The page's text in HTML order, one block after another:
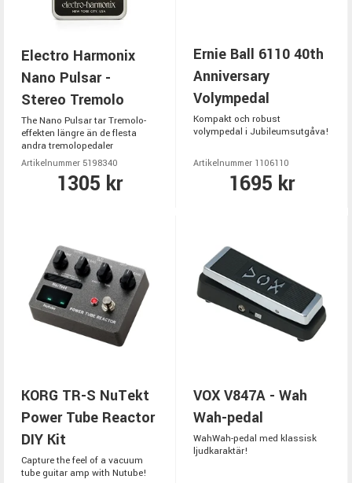
Electro Harmonix
Nano Pulsar -
Stereo Tremolo
The Nano Pulsar tar Tremolo-
effekten längre än de flesta
andra tremolopedaler
Artikelnummer 5198340
1305 kr
Ernie Ball 6110 40th
Anniversary
Volympedal
Kompakt och robust
volympedal i Jubileumsutgåva!
Artikelnummer 1106110
1695 kr
KORG TR-S NuTekt
Power Tube Reactor
DIY Kit
Capture the feel of a vacuum
tube guitar amp with Nutube!
VOX V847A - Wah
Wah-pedal
WahWah-pedal med klassisk
ljudkaraktär!